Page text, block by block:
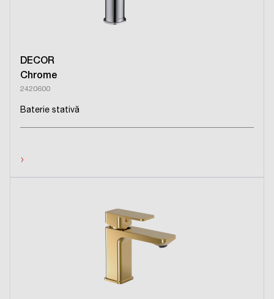
DECOR
Chrome
2420600
Baterie stativă
›